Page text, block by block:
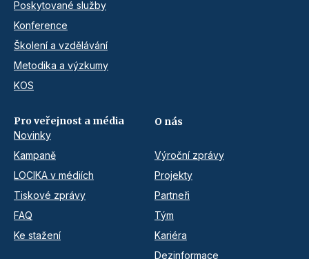
Poskytované služby
Konference
Školení a vzdělávání
Metodika a výzkumy
KOS
Pro veřejnost a média
Novinky
Kampaně
LOCIKA v médiích
Tiskové zprávy
FAQ
Ke stažení
O nás
Výroční zprávy
Projekty
Partneři
Tým
Kariéra
Dezinformace